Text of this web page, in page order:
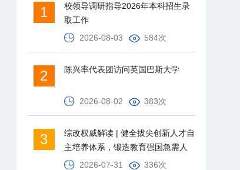
1
校领导调研指导2026年本科招生录
取工作
2026-08-03
584次
2 陈兴率代表团访问英国巴斯大学
2026-08-02 383次
3
综改权威解读 | 健全拔尖创新人才自
主培养体系，锻造教育强国急需人
才梯队2026-07-31 336次